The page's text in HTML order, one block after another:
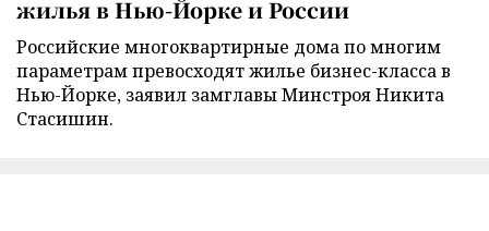
жилья в Нью-Йорке и России
Российские многоквартирные дома по многим
параметрам превосходят жилье бизнес-класса в
Нью-Йорке, заявил замглавы Минстроя Никита
Стасишин.